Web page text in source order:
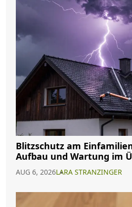
Blitzschutz am
Aufbau und Wartung im
AUG 6, 2026LARA STRANZINGER